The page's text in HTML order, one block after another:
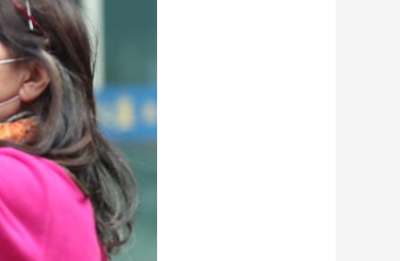
艺术 汽车
时尚 天气